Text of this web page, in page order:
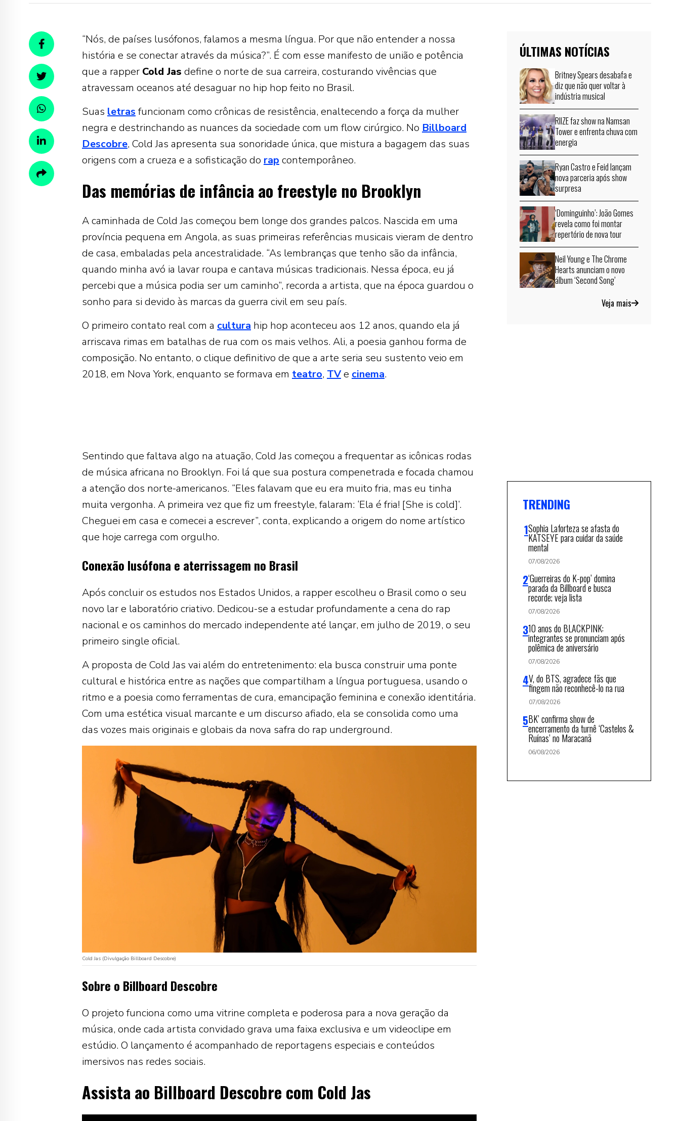
“Nós, de países lusófonos, falamos a mesma língua. Por que não entender a nossa
história e se conectar através da música?”. É com esse manifesto de união e potência
que a rapper Cold Jas define o norte de sua carreira, costurando vivências que
atravessam oceanos até desaguar no hip hop feito no Brasil.
Suas letrasfuncionam como crônicas de resistência, enaltecendo a força da mulher
negra e destrinchando as nuances da sociedade com um flow cirúrgico. No Billboard
Descobre, Cold Jas apresenta sua sonoridade única, que mistura a bagagem das suas
origens com a crueza e a sofisticação do rap contemporâneo.
Das memórias de infância ao freestyle no Brooklyn
A caminhada de Cold Jas começou bem longe dos grandes palcos. Nascida em uma
província pequena em Angola, as suas primeiras referências musicais vieram de dentro
de casa, embaladas pela ancestralidade. “As lembranças que tenho são da infância,
quando minha avó ia lavar roupa e cantava músicas tradicionais. Nessa época, eu já
percebi que a música podia ser um caminho”, recorda a artista, que na época guardou o
sonho para si devido às marcas da guerra civil em seu país.
O primeiro contato real com a cultura hip hop aconteceu aos 12 anos, quando ela já
arriscava rimas em batalhas de rua com os mais velhos. Ali, a poesia ganhou forma de
composição. No entanto, o clique definitivo de que a arte seria seu sustento veio em
2018, em Nova York, enquanto se formava em teatro, TVe cinema.
Sentindo que faltava algo na atuação, Cold Jas começou a frequentar as icônicas rodas
de música africana no Brooklyn. Foi lá que sua postura compenetrada e focada chamou
a atenção dos norte-americanos. “Eles falavam que eu era muito fria, mas eu tinha
muita vergonha. A primeira vez que fiz um freestyle, falaram: ‘Ela é fria! [She is cold]’.
Cheguei em casa e comecei a escrever”, conta, explicando a origem do nome artístico
que hoje carrega com orgulho.
Conexão lusófona e aterrissagem no Brasil
Após concluir os estudos nos Estados Unidos, a rapper escolheu o Brasil como o seu
novo lar e laboratório criativo. Dedicou-se a estudar profundamente a cena do rap
nacional e os caminhos do mercado independente até lançar, em julho de 2019, o seu
primeiro single oficial.
A proposta de Cold Jas vai além do entretenimento: ela busca construir uma ponte
cultural e histórica entre as nações que compartilham a língua portuguesa, usando o
ritmo e a poesia como ferramentas de cura, emancipação feminina e conexão identitária.
Com uma estética visual marcante e um discurso afiado, ela se consolida como uma
das vozes mais originais e globais da nova safra do rap underground.
Cold Jas (Divulgação Billboard Descobre)
Sobre o Billboard Descobre
O projeto funciona como uma vitrine completa e poderosa para a nova geração da
música, onde cada artista convidado grava uma faixa exclusiva e um videoclipe em
estúdio. O lançamento é acompanhado de reportagens especiais e conteúdos
imersivos nas redes sociais.
Assista ao Billboard Descobre com Cold Jas
ÚLTIMAS NOTÍCIAS
Britney Spears desabafa e
diz que não quer voltar à
indústria musical
RIIZE faz show na Namsan
Tower e enfrenta chuva com
energia
Ryan Castro e Feid lançam
nova parceria após show
surpresa
‘Dominguinho’: João Gomes
revela como foi montar
repertório de nova tour
Neil Young e The Chrome
Hearts anunciam o novo
álbum ‘Second Song’
Veja mais
TRENDING
Sophia Laforteza se afasta do
KATSEYE para cuidar da saúde
mental
07/08/2026
‘Guerreiras do K-pop’ domina
parada da Billboard e busca
recorde; veja lista
07/08/2026
10 anos do BLACKPINK:
integrantes se pronunciam após
polêmica de aniversário
07/08/2026
V, do BTS, agradece fãs que
fingem não reconhecê-lo na rua
07/08/2026
BK’ confirma show de
encerramento da turnê ‘Castelos &
Ruínas’ no Maracanã
06/08/2026